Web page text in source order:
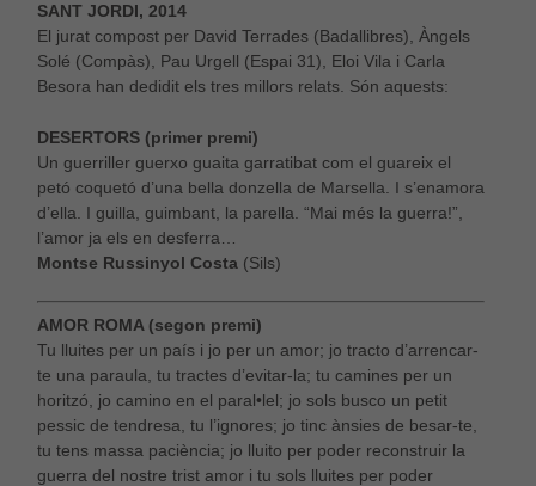
SANT JORDI, 2014
El jurat compost per David Terrades (Badallibres), Àngels
Solé (Compàs), Pau Urgell (Espai 31), Eloi Vila i Carla
Besora han dedidit els tres millors relats. Són aquests:
DESERTORS (primer premi)
Un guerriller guerxo guaita garratibat com el guareix el
petó coquetó d’una bella donzella de Marsella. I s’enamora
d’ella. I guilla, guimbant, la parella. “Mai més la guerra!”,
l’amor ja els en desferra…
Montse Russinyol Costa (Sils)
AMOR ROMA (segon premi)
Tu lluites per un país i jo per un amor; jo tracto d’arrencar-
te una paraula, tu tractes d’evitar-la; tu camines per un
horitzó, jo camino en el paral•lel; jo sols busco un petit
pessic de tendresa, tu l’ignores; jo tinc ànsies de besar-te,
tu tens massa paciència; jo lluito per poder reconstruir la
guerra del nostre trist amor i tu sols lluites per poder